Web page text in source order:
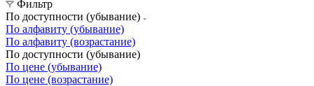
Фильтр
По доступности (убывание)
По алфавиту (убывание)
По алфавиту (возрастание)
По доступности (убывание)
По цене (убывание)
По цене (возрастание)